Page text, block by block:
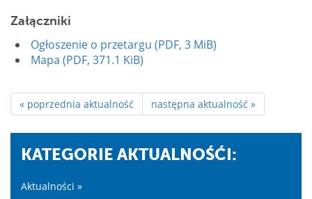
Załączniki
Ogłoszenie o przetargu (PDF, 3 MiB)
Mapa (PDF, 371.1 KiB)
« poprzednia aktualność następna aktualność »
KATEGORIE AKTUALNOŚĆI:
Aktualności »